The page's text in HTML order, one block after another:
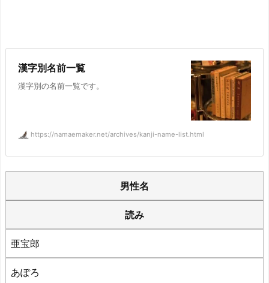
漢字別名前一覧
漢字別の名前一覧です。
https://namaemaker.net/archives/kanji-name-list.html
男性名
読み
亜宝郎
あぽろ